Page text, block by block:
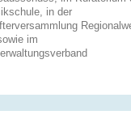
in der
im